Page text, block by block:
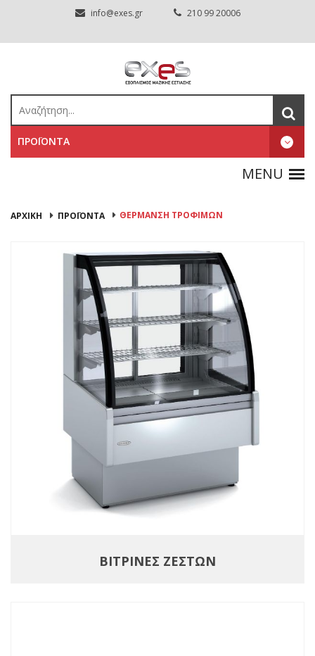
info@exes.gr 210 99 20006
ΠΡΟΪΟΝΤΑ
ΑΡΧΙΚΉ ΠΡΟΪΟΝΤΑ ΘΕΡΜΑΝΣΗ ΤΡΟΦΙΜΩΝ
ΒΙΤΡΙΝΕΣ ΖΕΣΤΩΝ